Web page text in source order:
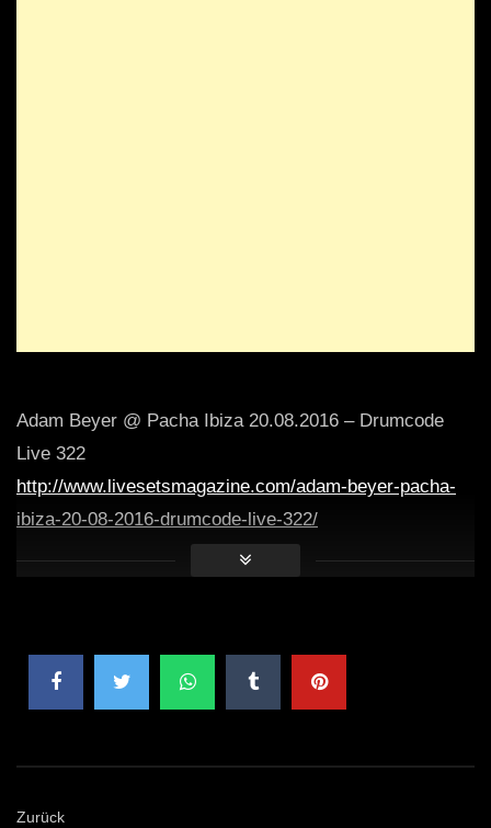
Adam Beyer @ Pacha Ibiza 20.08.2016 – Drumcode
Live 322
http://www.livesetsmagazine.com/adam-beyer-pacha-
ibiza-20-08-2016-drumcode-live-322/
Zurück